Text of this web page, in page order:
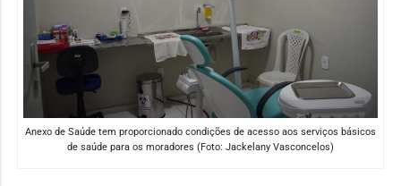
Anexo de Saúde tem proporcionado condições de acesso aos serviços básicos
de saúde para os moradores (Foto: Jackelany Vasconcelos)